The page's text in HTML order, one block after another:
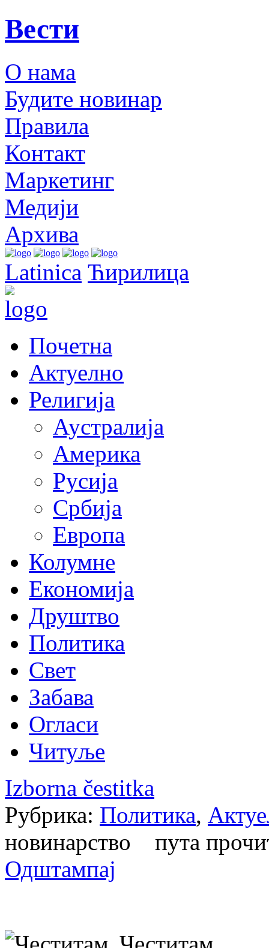
Вести
О нама
Будите новинар
Правила
Контакт
Маркетинг
Медији
Архива
Latinica Ћирилица
Почетна
Актуелно
Религија
Аустралија
Америка
Русија
Србија
Европа
Колумне
Економија
Друштво
Политика
Свет
Забава
Огласи
Читуље
Izborna čestitka
Рубрика: Политика,
новинарство пута
Одштампај